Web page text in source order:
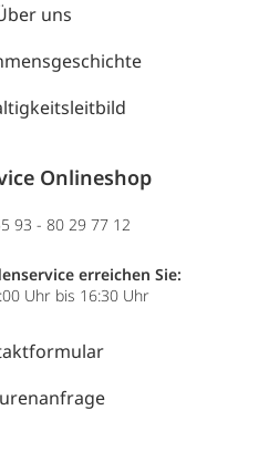
uns
Onlineshop
93 - 80 29 77 12
erreichen Sie:
Uhr bis 16:30 Uhr